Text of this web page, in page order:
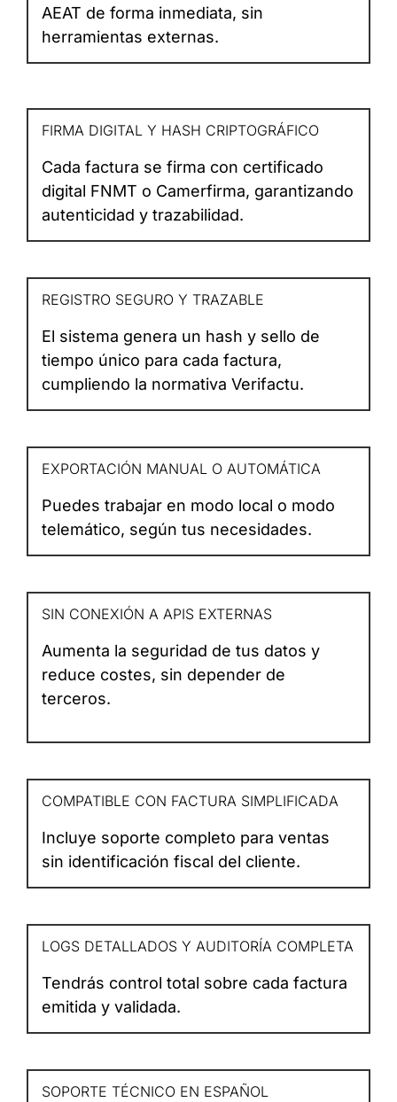
AEAT de forma inmediata, sin
herramientas externas.
FIRMA DIGITAL Y HASH CRIPTOGRÁFICO
Cada factura se firma con certificado
digital FNMT o Camerfirma, garantizando
autenticidad y trazabilidad.
REGISTRO SEGURO Y TRAZABLE
El sistema genera un hash y sello de
tiempo único para cada factura,
cumpliendo la normativa Verifactu.
EXPORTACIÓN MANUAL O AUTOMÁTICA
Puedes trabajar en modo local o modo
telemático, según tus necesidades.
SIN CONEXIÓN A APIS EXTERNAS
Aumenta la seguridad de tus datos y
reduce costes, sin depender de
terceros.
COMPATIBLE CON FACTURA SIMPLIFICADA
Incluye soporte completo para ventas
sin identificación fiscal del cliente.
LOGS DETALLADOS Y AUDITORÍA COMPLETA
Tendrás control total sobre cada factura
emitida y validada.
SOPORTE TÉCNICO EN ESPAÑOL